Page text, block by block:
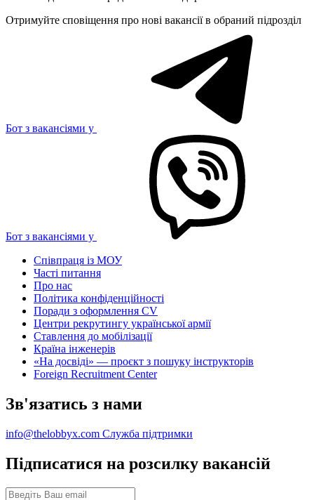
Отримуйте сповіщення про нові вакансії в обраний підрозділ
Бот з вакансіями у
Бот з вакансіями у
Співпраця із МОУ
Часті питання
Про нас
Політика конфіденційності
Поради з оформлення CV
Центри рекрутингу української армії
Ставлення до мобілізації
Країна інженерів
«На досвіді» — проєкт з пошуку інструкторів
Foreign Recruitment Center
Зв'язатись з нами
info@thelobbyx.com Служба підтримки
Підписатися на розсилку вакансій